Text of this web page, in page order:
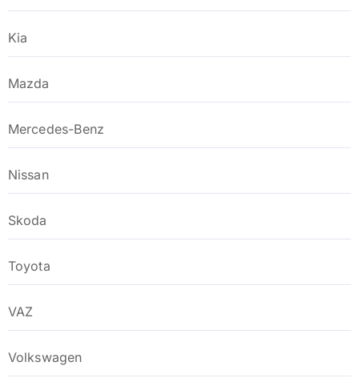
Kia
Mazda
Mercedes-Benz
Nissan
Skoda
Toyota
VAZ
Volkswagen